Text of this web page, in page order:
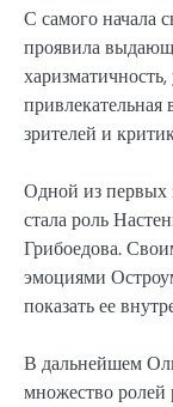
С самого начала
проявила
зрителей и
Одной из первых
стала роль
Грибоедова.
эмоциями
показать ее
В дальнейшем
множество ролей